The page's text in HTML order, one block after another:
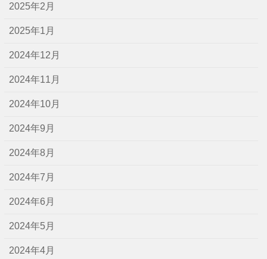
2025年2月
2025年1月
2024年12月
2024年11月
2024年10月
2024年9月
2024年8月
2024年7月
2024年6月
2024年5月
2024年4月